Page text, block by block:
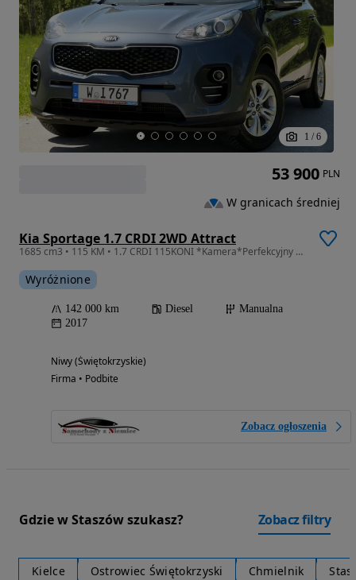
1 / 6
Kia Sportage 1.7 CRDI 2WD Attract
1685 cm3 • 115 KM • 1.7 CRDI 115KONI *Kamera*Perfekcyjny Stan!FULL!!
Wyróżnione
142 000 km Diesel
Manualna
2017
Niwy (Świętokrzyskie)
Firma • Podbite
Zobacz ogłoszenia
53 900 PLN
W granicach średniej
Gdzie w Staszów szukasz? Zobacz filtry
Kielce Ostrowiec Świętokrzyski Chmielnik